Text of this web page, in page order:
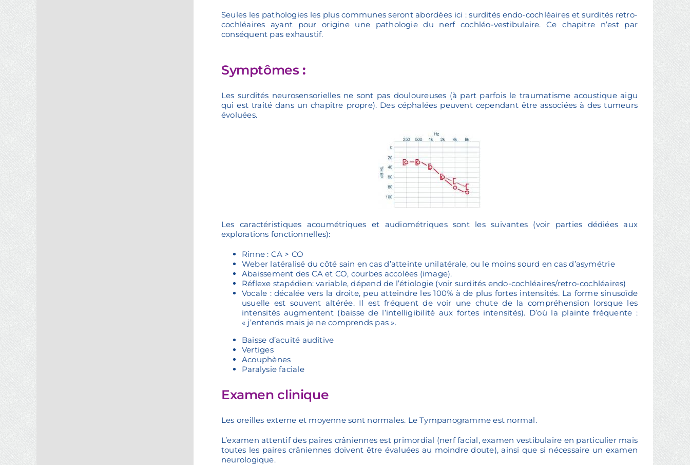
Seules les pathologies les plus communes seront abordées ici : surdités endo-cochléaires et surdités retro-
cochléaires ayant pour origine une pathologie du nerf cochléo-vestibulaire. Ce chapitre n’est par
conséquent pas exhaustif.
Symptômes:
Les surdités neurosensorielles ne sont pas douloureuses (à part parfois le traumatisme acoustique aigu
qui est traité dans un chapitre propre). Des céphalées peuvent cependant être associées à des tumeurs
évoluées.
Les caractéristiques acoumétriques et audiométriques sont les suivantes (voir parties dédiées aux
explorations fonctionnelles):
Rinne : CA > CO
Weber latéralisé du côté sain en cas d’atteinte unilatérale, ou le moins sourd en cas d’asymétrie
Abaissement des CA et CO, courbes accolées (image).
Réflexe stapédien: variable, dépend de l’étiologie (voir surdités endo-cochléaires/retro-cochléaires)
Vocale : décalée vers la droite, peu atteindre les 100% à de plus fortes intensités. La forme sinusoïde
usuelle est souvent altérée. Il est fréquent de voir une chute de la compréhension lorsque les
intensités augmentent (baisse de l’intelligibilité aux fortes intensités). D’où la plainte fréquente :
« j’entends mais je ne comprends pas ».
Baisse d’acuité auditive
Vertiges
Acouphènes
Paralysie faciale
Examen clinique
Les oreilles externe et moyenne sont normales. Le Tympanogramme est normal.
L’examen attentif des paires crâniennes est primordial (nerf facial, examen vestibulaire en particulier mais
toutes les paires crâniennes doivent être évaluées au moindre doute), ainsi que si nécessaire un examen
neurologique.